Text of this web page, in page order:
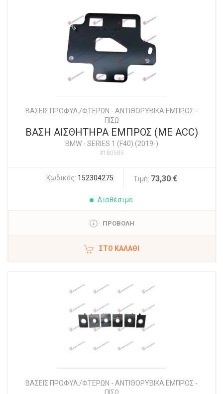
ΒΑΣΕΙΣ ΠΡΟΦΥΛ./ΦΤΕΡΩΝ - ΑΝΤΙΘΟΡΥΒΙΚΑ ΕΜΠΡΟΣ -
ΠΙΣΩ
ΒΑΣΗ ΑΙΣΘΗΤΗΡΑ ΕΜΠΡΟΣ (ΜΕ ACC)
BMW- SERIES 1 (F40) (2019-)
#180585
Κωδικός: 152304275 Τιμή: 73,30 €
Διαθέσιμο
ΠΡΟΒΟΛΗ
ΣΤΟ ΚΑΛΆΘΙ
ΒΑΣΕΙΣ ΠΡΟΦΥΛ./ΦΤΕΡΩΝ - ΑΝΤΙΘΟΡΥΒΙΚΑ ΕΜΠΡΟΣ -